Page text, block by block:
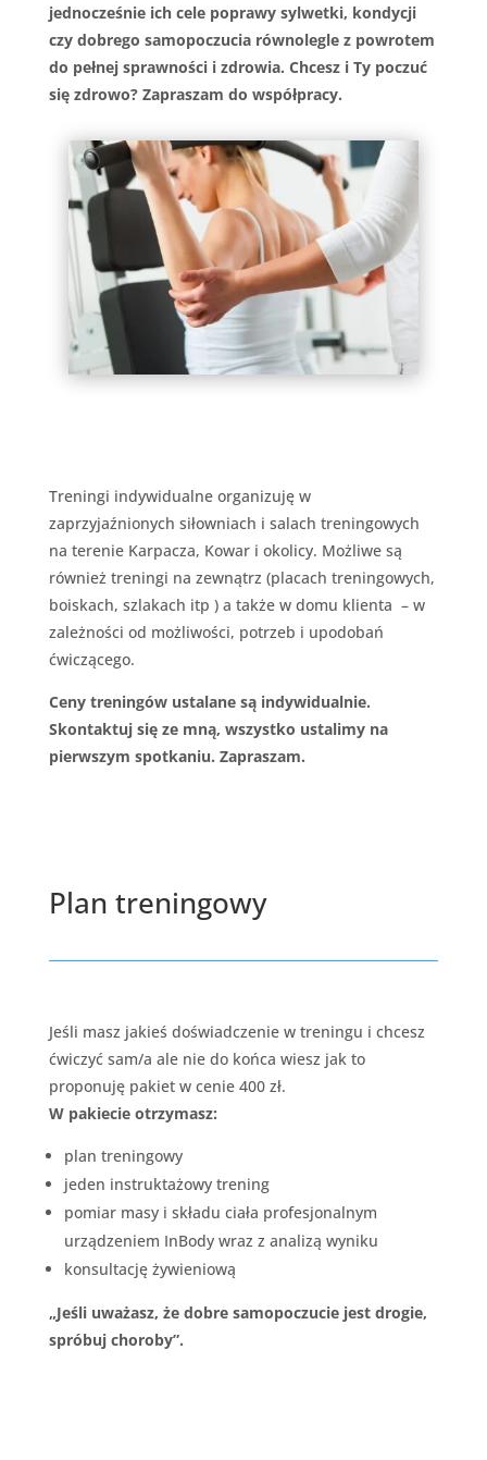
jednocześnie ich cele poprawy sylwetki, kondycji
czy dobrego samopoczucia równolegle z powrotem
do pełnej sprawności i zdrowia. Chcesz i Ty poczuć
się zdrowo? Zapraszam do współpracy.
Treningi indywidualne organizuję w
zaprzyjaźnionych siłowniach i salach treningowych
na terenie Karpacza, Kowar i okolicy. Możliwe są
również treningi na zewnątrz (placach treningowych,
boiskach, szlakach itp ) a także w domu klienta – w
zależności od możliwości, potrzeb i upodobań
ćwiczącego.
Ceny treningów ustalane są indywidualnie.
Skontaktuj się ze mną, wszystko ustalimy na
pierwszym spotkaniu. Zapraszam.
Plan treningowy
Jeśli masz jakieś doświadczenie w treningu i chcesz
ćwiczyć sam/a ale nie do końca wiesz jak to
proponuję pakiet w cenie 400 zł.
W pakiecie otrzymasz:
plan treningowy
jeden instruktażowy trening
pomiar masy i składu ciała profesjonalnym
urządzeniem InBody wraz z analizą wyniku
konsultację żywieniową
„Jeśli uważasz, że dobre samopoczucie jest drogie,
spróbuj choroby”.